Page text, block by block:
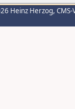
Heinz Herzog,